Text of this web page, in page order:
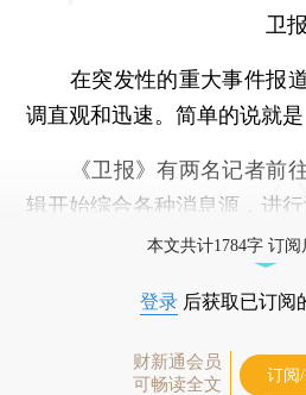
卫报
在突发性的重大事件报道
调直观和迅速。简单的说就是
《卫报》有两名记者前往
辑开始综合各种消息源，进行
本文共计1784字 订
登录 后获取已订阅
财新通会员
可畅读全文
订阅